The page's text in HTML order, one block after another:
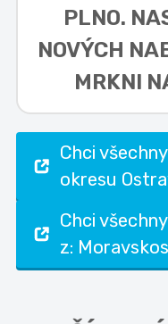
PLNO.
NOVÝCH
MRKNI
Chci
okresu
Chci
z: